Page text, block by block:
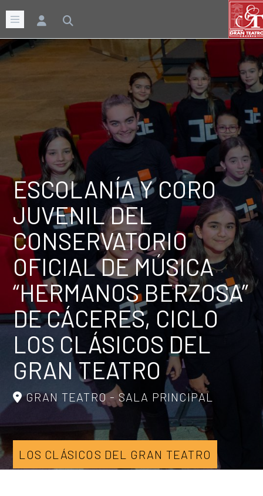
ESCOLANÍA Y CORO
JUVENIL DEL
CONSERVATORIO
OFICIAL DE MÚSICA
“HERMANOS BERZOSA”
DE CÁCERES, CICLO
LOS CLÁSICOS DEL
GRAN TEATRO
GRAN TEATRO - SALA PRINCIPAL
LOS CLÁSICOS DEL GRAN TEATRO